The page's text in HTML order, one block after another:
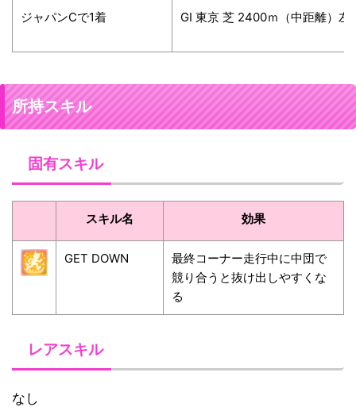
ジャパンCで1着 GⅠ 東京 芝 2400ｍ（中距離）左
所持スキル
固有スキル
スキル名 効果
GET DOWN
最終コーナー走行中に中団で
競り合うと抜け出しやすくな
る
レアスキル
なし